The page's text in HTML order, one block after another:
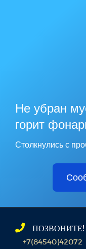
Не убран
горит
Столкнулись с
ПОЗВОНИТЕ!
+7(84540)42072